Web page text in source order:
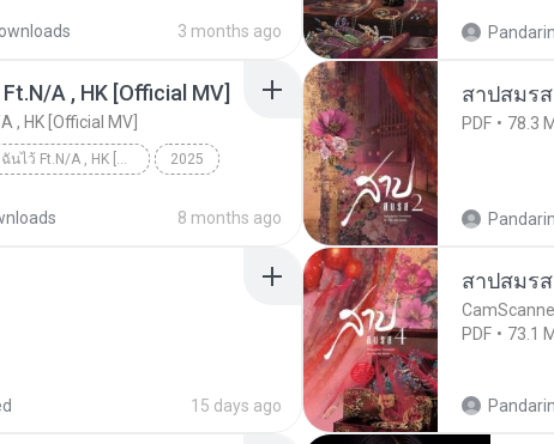
3 months ago Pandarin
A , HK [Official MV]
, HK [Official MV]
KRK - เธอทิ้งฉันไว้ Ft.N/A , HK [Official MV] 2025
8 months ago
สาปสมร
PDF 78.3
Pandarin
15 days ago
สาปสมร
PDF
73.1
Pandarin